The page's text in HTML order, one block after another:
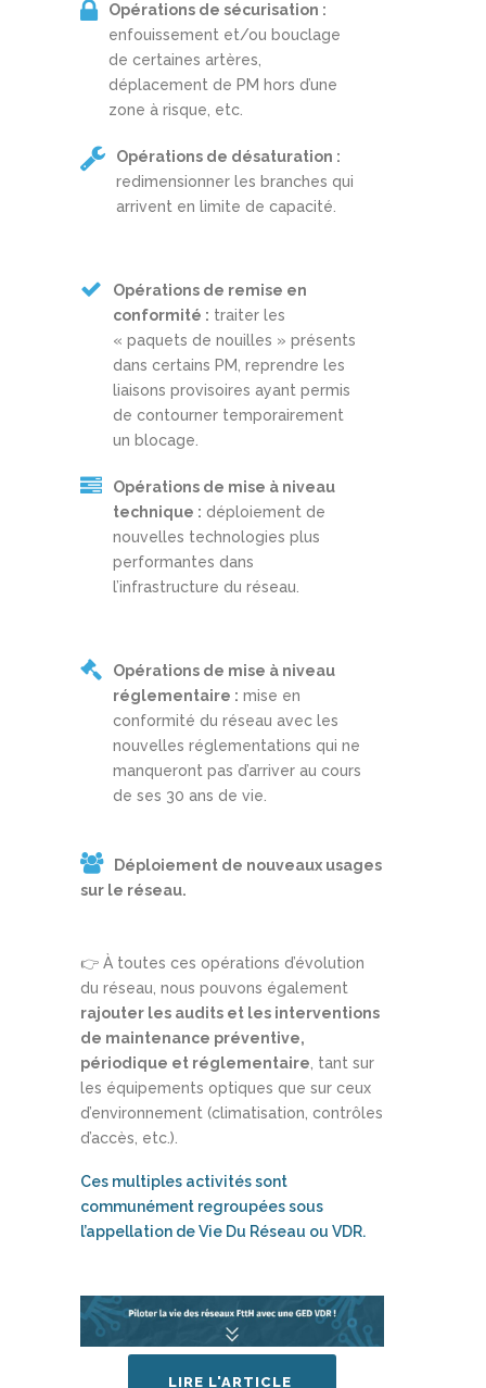
Opérations de sécurisation :
enfouissement et/ou bouclage
de certaines artères,
déplacement de PM hors d’une
zone à risque, etc.
Opérations de désaturation :
redimensionner les branches qui
arrivent en limite de capacité.
Opérations de remise en
conformité : traiter les
« paquets de nouilles » présents
dans certains PM, reprendre les
liaisons provisoires ayant permis
de contourner temporairement
un blocage.
Opérations de mise à niveau
technique : déploiement de
nouvelles technologies plus
performantes dans
l’infrastructure du réseau.
Opérations de mise à niveau
réglementaire : mise en
conformité du réseau avec les
nouvelles réglementations qui ne
manqueront pas d’arriver au cours
de ses 30 ans de vie.
Déploiement de nouveaux usages
sur le réseau.
👉 À toutes ces opérations d’évolution
du réseau, nous pouvons également
rajouter les audits et les interventions
de maintenance préventive,
périodique et réglementaire, tant sur
les équipements optiques que sur ceux
d’environnement (climatisation, contrôles
d’accès, etc.).
Ces multiples activités sont
communément regroupées sous
l’appellation de Vie Du Réseau ou VDR.
LIRE L'ARTICLE